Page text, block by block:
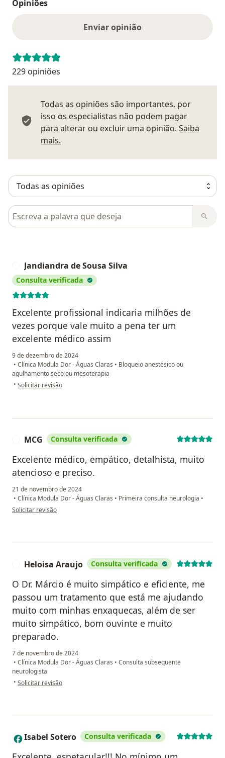
Opiniões
Enviar opinião
229 opiniões
Todas as opiniões são importantes, por
isso os especialistas não podem pagar
para alterar ou excluir uma opinião. Saiba
mais.
Pesquisar em opiniões
Jandiandra de Sousa Silva
Consulta verificada
Excelente profissional indicaria milhões de
vezes porque vale muito a pena ter um
excelente médico assim
9 de dezembro de 2024
• Clínica Modula Dor - Águas Claras • Bloqueio anestésico ou
agulhamento seco ou mesoterapia
• na opinião do utilizador Jandiandra de Sousa Silva
Solicitar revisão
MCG Consulta verificada
Excelente médico, empático, detalhista, muito
atencioso e preciso.
21 de novembro de 2024
• Clínica Modula Dor - Águas Claras • Primeira consulta neurologia •
na opinião do utilizador MCG
Solicitar revisão
Heloisa Araujo Consulta verificada
O Dr. Márcio é muito simpático e eficiente, me
passou um tratamento que está me ajudando
muito com minhas enxaquecas, além de ser
muito simpático, bom ouvinte e muito
preparado.
7 de novembro de 2024
• Clínica Modula Dor - Águas Claras • Consulta subsequente
neurologista
• na opinião do utilizador Heloisa Araujo
Solicitar revisão
I Isabel Sotero Consulta verificada